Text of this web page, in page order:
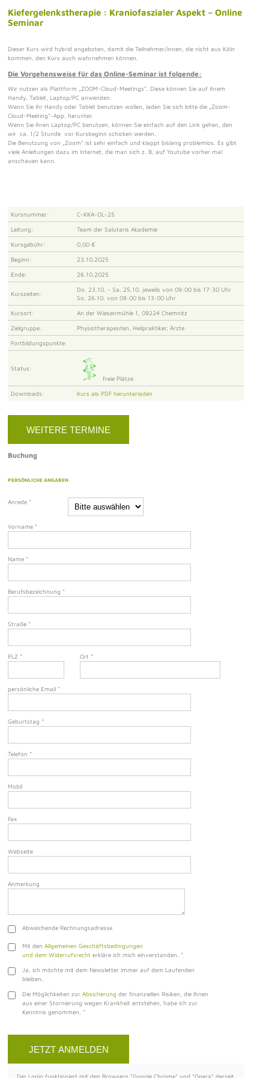
Kiefergelenkstherapie : Kraniofaszialer Aspekt – Online
Seminar
Dieser Kurs wird hybrid angeboten, damit die Teilnehmer/innen, die nicht aus Köln
kommen, den Kurs auch wahrnehmen können.
Die Vorgehensweise für das Online-Seminar ist folgende:
Wir nutzen als Plattform „ZOOM-Cloud-Meetings“. Diese können Sie auf ihrem
Handy, Tablet, Laptop/PC anwenden.
Wenn Sie ihr Handy oder Tablet benutzen wollen, laden Sie sich bitte die „Zoom-
Cloud-Meeting“-App. herunter.
Wenn Sie ihren Laptop/PC benutzen, können Sie einfach auf den Link gehen, den
wir ca. 1/2 Stunde vor Kursbeginn schicken werden.
Die Benutzung von „Zoom“ ist sehr einfach und klappt bislang problemlos. Es gibt
viele Anleitungen dazu im Internet, die man sich z. B. auf Youtube vorher mal
anschauen kann.
Kursnummer: C-KKA-OL-25
Leitung: Team der Salutaris Akademie
Kursgebühr: 0,00 €
Beginn: 23.10.2025
Ende: 26.10.2025
Kurszeiten:
Do. 23.10. - Sa. 25.10. jeweils von 09:00 bis 17:30 Uhr
So. 26.10. von 09:00 bis 13:00 Uhr
Kursort: An der Wiesenmühle 1, 09224 Chemnitz
Zielgruppe: Physiotherapeuten, Heilpraktiker, Ärzte
Fortbildungspunkte:
Status:
freie Plätze
Downloads: Kurs als PDF herunterladen
WEITERE TERMINE
Buchung
PERSÖNLICHE ANGABEN
Anrede *
Vorname *
Name *
Berufsbezeichnung *
Straße *
PLZ * Ort *
persönliche Email *
Geburtstag *
Telefon *
Mobil
Fax
Webseite
Anmerkung
Abweichende Rechnungsadresse
Mit den Allgemeinen Geschäftsbedingungen
und dem Widerrufsrecht erkläre ich mich einverstanden. *
Ja, ich möchte mit dem Newsletter immer auf dem Laufenden
bleiben.
Die Möglichkeiten zur Absicherung der finanziellen Risiken, die Ihnen
aus einer Stornierung wegen Krankheit entstehen, habe ich zur
Kenntnis genommen. *
Der Login funktioniert mit den Browsern "Google Chrome" und "Opera" derzeit